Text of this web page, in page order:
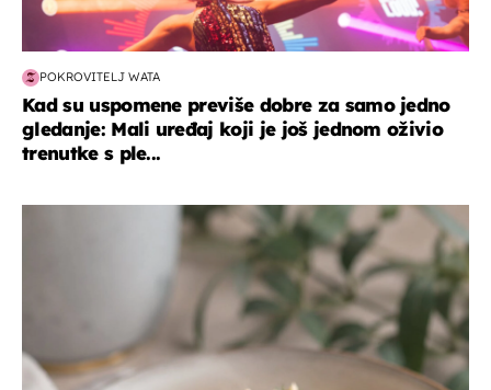
POKROVITELJ WATA
Kad su uspomene previše dobre za samo jedno
gledanje: Mali uređaj koji je još jednom oživio
trenutke s ple...